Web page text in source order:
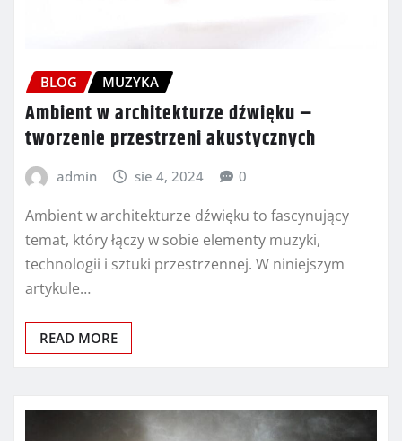
BLOG MUZYKA
Ambient w architekturze dźwięku –
tworzenie przestrzeni akustycznych
admin sie 4, 2024 0
Ambient w architekturze dźwięku to fascynujący
temat, który łączy w sobie elementy muzyki,
technologii i sztuki przestrzennej. W niniejszym
artykule…
READ MORE